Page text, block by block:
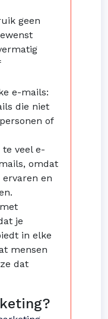
geen
e-mails:
die niet
of
veel e-
omdat
en
je
in elke
mensen
dat